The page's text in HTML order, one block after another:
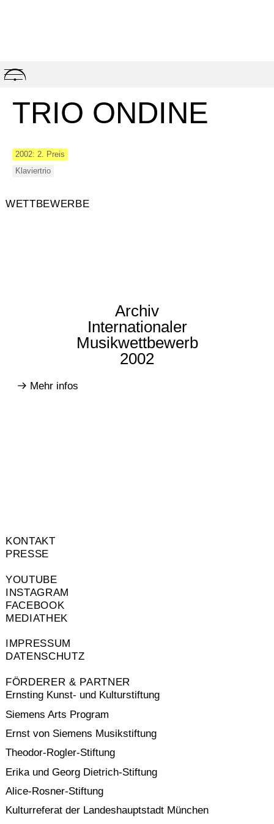
Skip
to
TRIO ONDINE
2002: 2. Preis
Klaviertrio
WETTBEWERBE
Archiv
Internationaler
Musikwettbewerb
2002
Mehr infos
KONTAKT
PRESSE
YOUTUBE
INSTAGRAM
FACEBOOK
MEDIATHEK
IMPRESSUM
DATENSCHUTZ
FÖRDERER & PARTNER
Ernsting Kunst- und Kulturstiftung
Siemens Arts Program
Ernst von Siemens Musikstiftung
Theodor-Rogler-Stiftung
Erika und Georg Dietrich-Stiftung
Alice-Rosner-Stiftung
Kulturreferat der Landeshauptstadt München